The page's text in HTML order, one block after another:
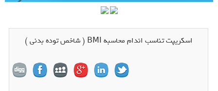
اسکریپت تناسب اندام محاسبه BMI ( شاخص توده بدنی )